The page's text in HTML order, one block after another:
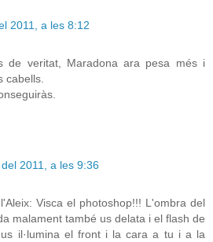
2011, a les 8:12
de veritat, Maradona ara pesa més i
cabells.
2011, a les 9:36
Visca el photoshop!!! L'ombra del
malament també us delata i el flash de
il·lumina el front i la cara a tu i a la